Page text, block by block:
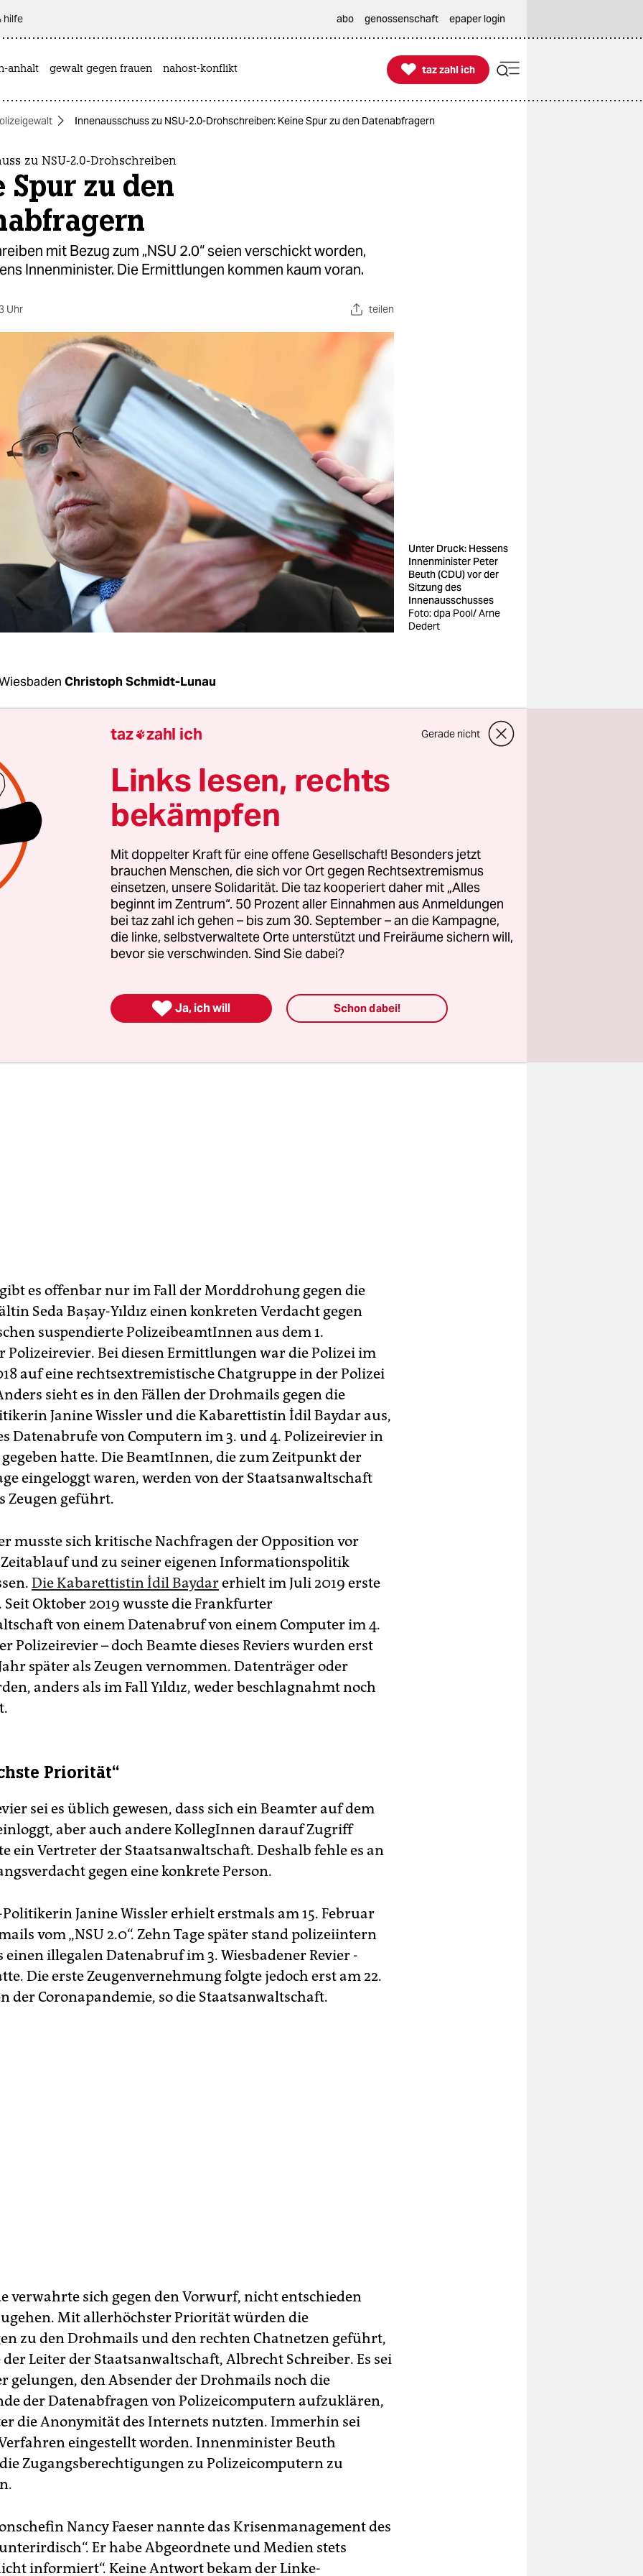
hilfe abo genossenschaft epaper login
anhalt gewalt gegen frauen nahost-konflikt 
taz zahl ich
taz zahl ich
Innenausschuss zu NSU-2.0-Drohschreiben: Keine Spur zu den Datenabfragern
zu NSU-2.0-Drohschreiben
Spur zu den
mit Bezug zum „NSU 2.0“ seien verschickt worden,
Innenminister. Die Ermittlungen kommen kaum voran.
Uhr teilen
Unter Druck: Hessens
Innenminister Peter
Beuth (CDU) vor der
Sitzung des
Innenausschusses
Foto: dpa Pool/ Arne
Dedert
Christoph Schmidt-Lunau
„NSU 2.0“sind deutlich mehr Hassmails und
verschickt worden als bislang bekannt. Bei Personen
Lebens, bei Institutionen und Medienschaffenden
19. Juli dieses Jahres insgesamt 69 Drohschreiben
diese Zahl nannte der hessische Innenminister
bei der Sondersitzung des Innenausschusses des
Landtags; der Absender sei immer derselbe gewesen.
dass in 3 Fällen zuvor persönliche Daten der von den
Fax Bedrohten von Computern der hessischen Polizei
waren. Er sei deshalb „betroffen und wütend“, sagte
es offenbar nur im Fall der Morddrohung gegen die
Seda Başay-Yıldız einen konkreten Verdacht gegen
suspendierte PolizeibeamtInnen aus dem 1.
Polizeirevier. Bei diesen Ermittlungen war die Polizei im
auf eine rechtsextremistische Chatgruppe in der Polizei
sieht es in den Fällen der Drohmails gegen die
Janine Wissler und die Kabarettistin İdil Baydar aus,
Datenabrufe von Computern im 3. und 4. Polizeirevier in
gegeben hatte. Die BeamtInnen, die zum Zeitpunkt der
eingeloggt waren, werden von der Staatsanwaltschaft
Zeugen geführt.
musste sich kritische Nachfragen der Opposition vor
und zu seiner eigenen Informationspolitik
Die Kabarettistin İdil Baydarerhielt im Juli 2019 erste
Oktober 2019 wusste die Frankfurter
von einem Datenabruf von einem Computer im 4.
Polizeirevier – doch Beamte dieses Reviers wurden erst
später als Zeugen vernommen. Datenträger oder
anders als im Fall Yıldız, weder beschlagnahmt noch
Priorität“
sei es üblich gewesen, dass sich ein Beamter auf dem
aber auch andere KollegInnen darauf Zugriff
ein Vertreter der Staatsanwaltschaft. Deshalb fehle es an
gegen eine konkrete Person.
­Janine Wissler erhielt erstmals am 15. Februar
vom „NSU 2.0“. Zehn Tage später stand polizeiintern
einen illegalen Datenabruf im 3. Wiesbadener Revier
Die erste Zeugenvernehmung folgte jedoch erst am 22.
der ­Coronapandemie, so die Staatsanwaltschaft.
verwahrte sich gegen den Vorwurf, nicht entschieden
Mit allerhöchster Priorität würden die
zu den Drohmails und den rechten Chatnetzen geführt,
Leiter der Staatsanwaltschaft, Albrecht Schreiber. Es sei
gelungen, den Absender der Drohmails noch die
der Datenabfragen von Polizeicomputern aufzuklären,
die Anonymität des Internets nutzten. Immerhin sei
eingestellt worden. Innenminister Beuth
Zugangsberechtigungen zu Polizeicomputern zu
Nancy Faeser nannte das Krisenmanagement des
Er habe Abgeordnete und Medien stets
informiert“. Keine Antwort bekam der Linke-
taz zahl ich Gerade nicht
Links lesen, rechts
bekämpfen
Mit doppelter Kraft für eine offene Gesellschaft! Besonders jetzt
brauchen Menschen, die sich vor Ort gegen Rechtsextremismus
einsetzen, unsere Solidarität. Die taz kooperiert daher mit „Alles
beginnt im Zentrum“. 50 Prozent aller Einnahmen aus Anmeldungen
bei taz zahl ich gehen – bis zum 30. September – an die Kampagne,
die linke, selbstverwaltete Orte unterstützt und Freiräume sichern will,
bevor sie verschwinden. Sind Sie dabei?
 Ja, ich will Schon dabei!